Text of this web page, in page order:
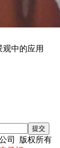
中的应用
提交
司 版权所有